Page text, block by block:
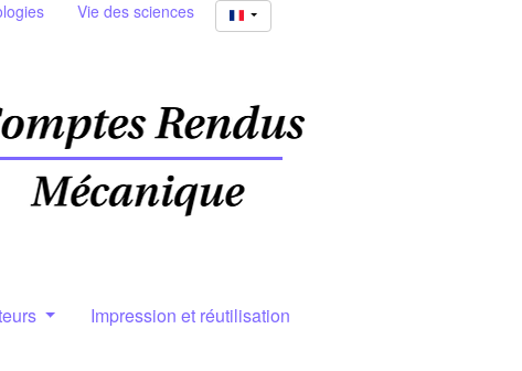
Vie des sciences
Impression et réutilisation